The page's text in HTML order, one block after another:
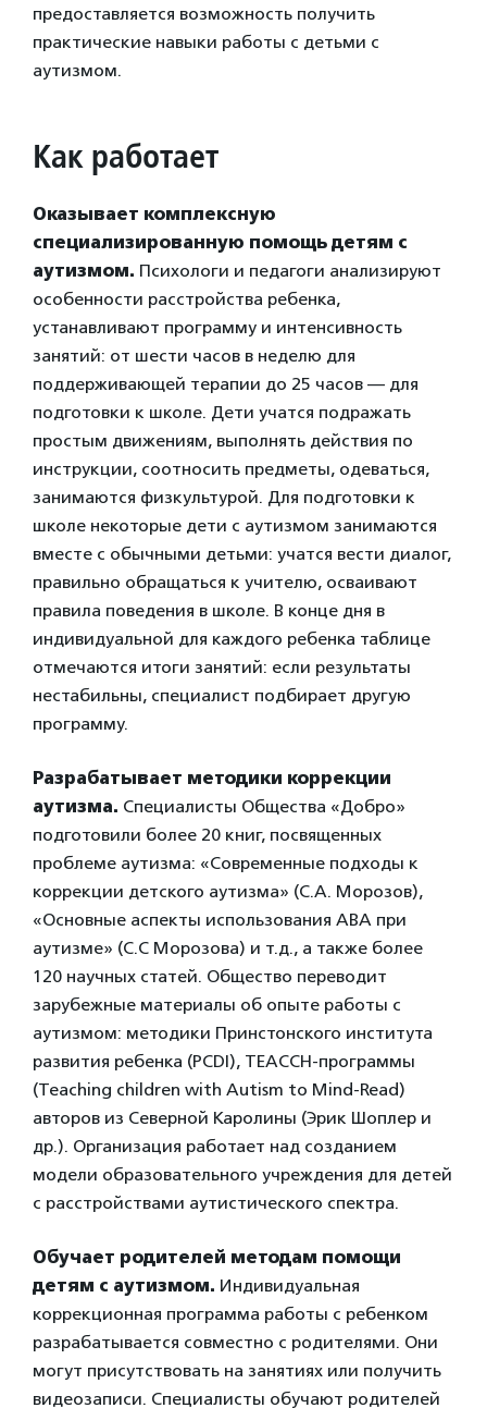
предоставляется возможность получить
практические навыки работы с детьми с
аутизмом.
Как работает
Оказывает комплексную
специализированную помощь детям с
аутизмом. Психологи и педагоги анализируют
особенности расстройства ребенка,
устанавливают программу и интенсивность
занятий: от шести часов в неделю для
поддерживающей терапии до 25 часов — для
подготовки к школе. Дети учатся подражать
простым движениям, выполнять действия по
инструкции, соотносить предметы, одеваться,
занимаются физкультурой. Для подготовки к
школе некоторые дети с аутизмом занимаются
вместе с обычными детьми: учатся вести диалог,
правильно обращаться к учителю, осваивают
правила поведения в школе. В конце дня в
индивидуальной для каждого ребенка таблице
отмечаются итоги занятий: если результаты
нестабильны, специалист подбирает другую
программу.
Разрабатывает методики коррекции
аутизма. Специалисты Общества «Добро»
подготовили более 20 книг, посвященных
проблеме аутизма: «Современные подходы к
коррекции детского аутизма» (С.А. Морозов),
«Основные аспекты использования ABA при
аутизме» (С.С Морозова) и т.д., а также более
120 научных статей. Общество переводит
зарубежные материалы об опыте работы с
аутизмом: методики Принстонского института
развития ребенка (PCDI), ТЕАССН-программы
(Teaching children with Autism to Mind-Read)
авторов из Северной Каролины (Эрик Шоплер и
др.). Организация работает над созданием
модели образовательного учреждения для детей
с расстройствами аутистического спектра.
Обучает родителей методам помощи
детям с аутизмом. Индивидуальная
коррекционная программа работы с ребенком
разрабатывается совместно с родителями. Они
могут присутствовать на занятиях или получить
видеозаписи. Специалисты обучают родителей